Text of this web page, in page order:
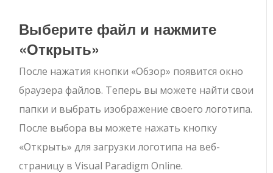
Выберите файл и нажмите
«Открыть»
После нажатия кнопки «Обзор» появится окно
браузера файлов. Теперь вы можете найти свои
папки и выбрать изображение своего логотипа.
После выбора вы можете нажать кнопку
«Открыть» для загрузки логотипа на веб-
страницу в Visual Paradigm Online.